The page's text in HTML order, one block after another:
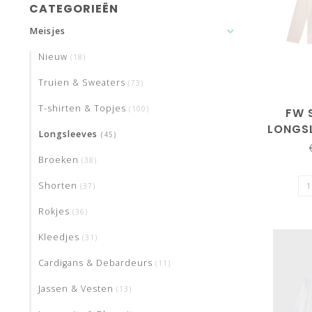
CATEGORIEËN
Meisjes
Nieuw (18)
Truien & Sweaters (73)
T-shirten & Topjes (100)
Longsleeves (45)
Broeken (38)
Shorten (37)
Rokjes (36)
Kleedjes (31)
Cardigans & Debardeurs (11)
Jassen & Vesten (13)
FW